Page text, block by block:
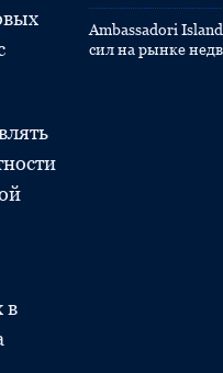
в
Ambassadori
сил на рынке